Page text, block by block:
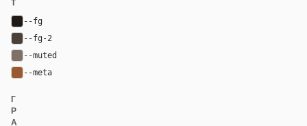
Т
--fg
--fg-2
--muted
--meta
Г
Р
А